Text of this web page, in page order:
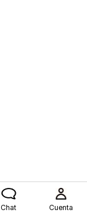
Chat Cuenta